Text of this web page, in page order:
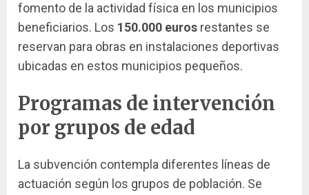
fomento de la actividad física en los municipios
beneficiarios. Los 150.000 euros restantes se
reservan para obras en instalaciones deportivas
ubicadas en estos municipios pequeños.
Programas de intervención
por grupos de edad
La subvención contempla diferentes líneas de
actuación según los grupos de población. Se